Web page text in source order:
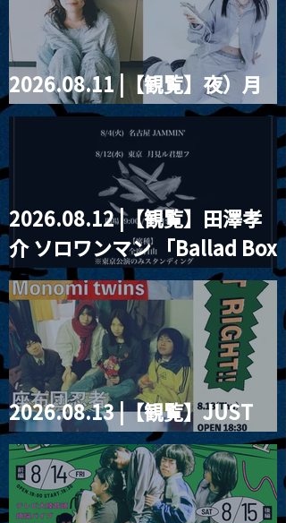
ツ」
2026.08.11 |【観覧】夜）月
見ル君想フpre. Sugar Shock
2026.08.12 |【観覧】田澤孝
介 ソロワンマン 「Ballad Box
2026」
2026.08.13 |【観覧】JUST
RIGHT!! vol.26